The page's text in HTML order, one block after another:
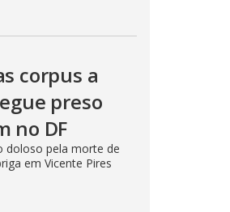
corpus a
preso
no DF
doloso pela morte de
em Vicente Pires